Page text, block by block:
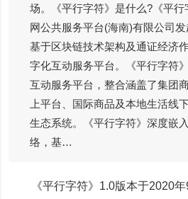
场。《平行字符》是什么?《平
网公共服务平台(海南)有限公司发
基于区块链技术架构及通证经济
字化互动服务平台。《平行字符
互动服务平台，整合涵盖了集团
上平台、国际商品及本地生活线
生态系统。《平行字符》深度嵌
络，基…
《平行字符》1.0版本于2020年